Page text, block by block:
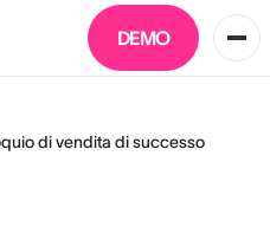
DEMO
di vendita di successo